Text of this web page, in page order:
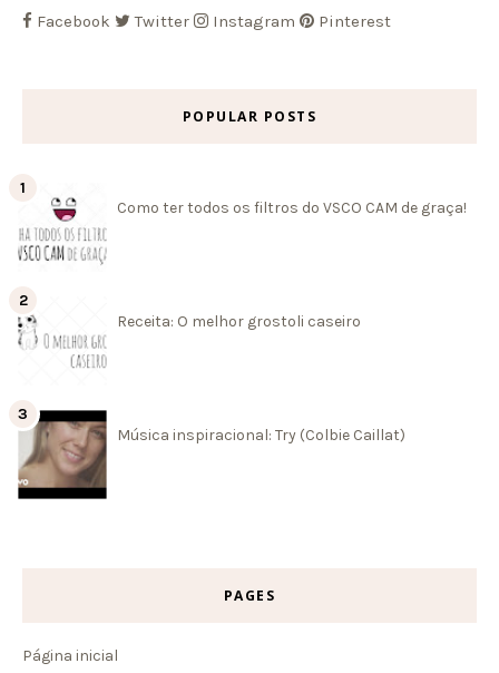
Facebook Twitter Instagram Pinterest
POPULAR POSTS
Como ter todos os filtros do VSCO CAM de graça!
Receita: O melhor grostoli caseiro
Música inspiracional: Try (Colbie Caillat)
PAGES
Página inicial